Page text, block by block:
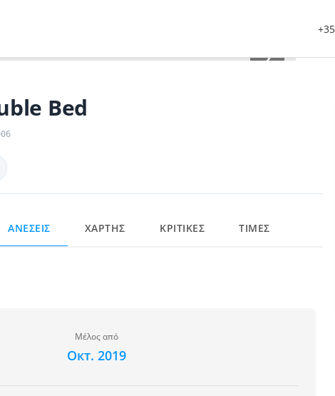
›
Bed
ΑΝΕΣΕΙΣ ΧΑΡΤΗΣ ΚΡΙΤΙΚΕΣ ΤΙΜΕΣ
Μέλος από
Окт. 2019